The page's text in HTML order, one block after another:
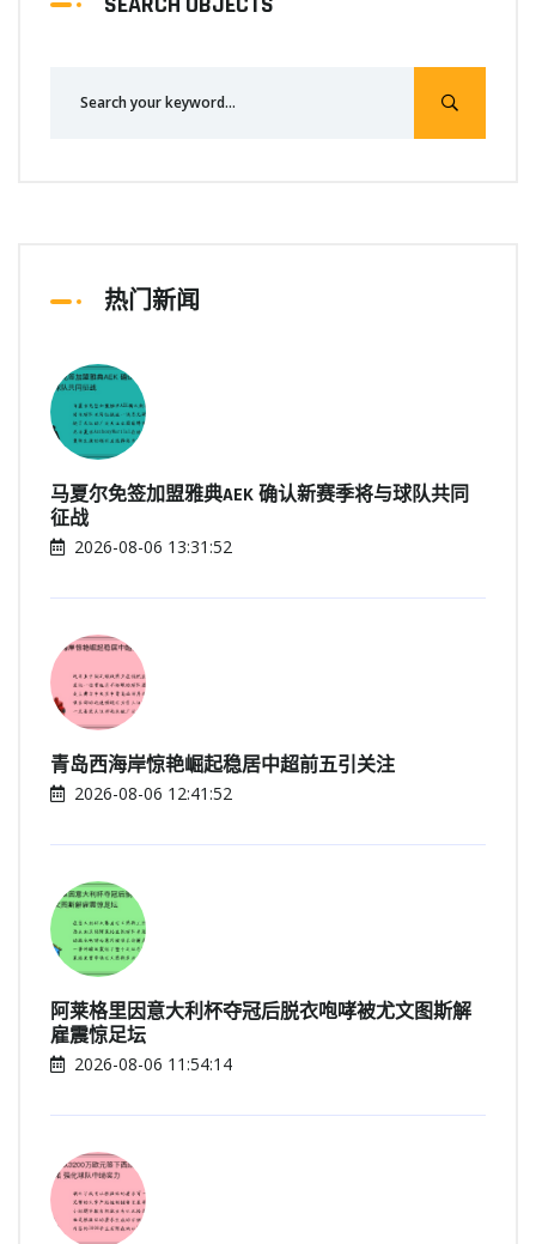
热门新闻
马夏尔免签加盟雅典AEK 确认新赛季将与球队共同
征战
2026-08-06 13:31:52
青岛西海岸惊艳崛起稳居中超前五引关注
2026-08-06 12:41:52
阿莱格里因意大利杯夺冠后脱衣咆哮被尤文图斯解
雇震惊足坛
2026-08-06 11:54:14